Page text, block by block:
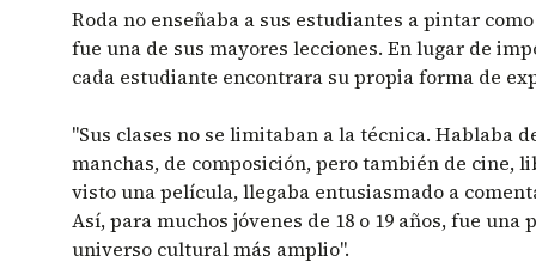
Roda no enseñaba a sus estudiantes a pintar
fue una de sus mayores lecciones. En lugar de
cada estudiante encontrara su propia forma de
"Sus clases no se limitaban a la técnica. Hablaba
manchas, de composición, pero también de cine,
visto una película, llegaba entusiasmado a
Así, para muchos jóvenes de 18 o 19 años, fue
universo cultural más amplio".